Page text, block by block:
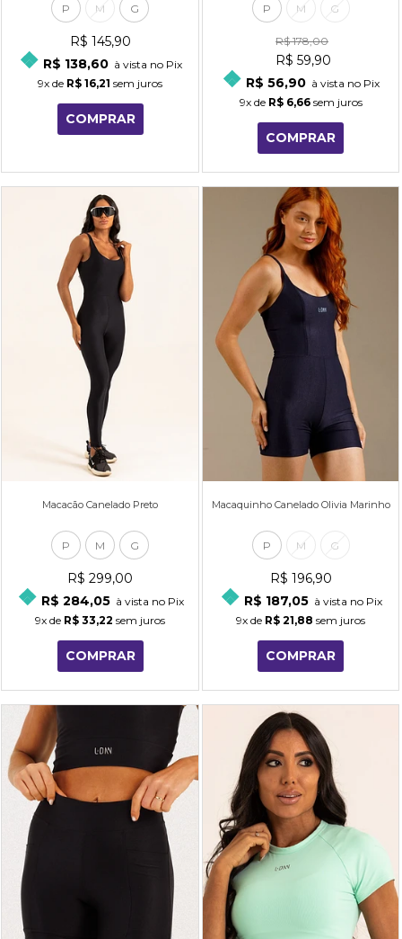
P M G
R$ 145,90
R$ 138,60 à vista no Pix
9x de R$ 16,21 sem juros
COMPRAR
P M G
R$ 178,00
R$ 59,90
R$ 56,90 à vista no Pix
9xde R$ 6,66sem juros
COMPRAR
Macacão Canelado Preto
P M G
R$ 299,00
R$ 284,05 à vista no Pix
9x de R$ 33,22 sem juros
COMPRAR
Macaquinho Canelado Olivia Marinho
P M G
R$ 196,90
R$ 187,05 à vista no Pix
9x de R$ 21,88 sem juros
COMPRAR